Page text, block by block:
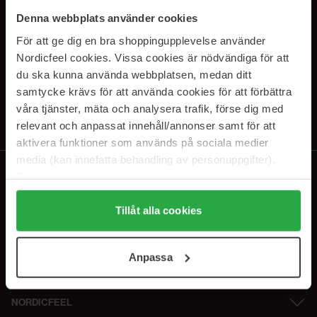
Denna webbplats använder cookies
För att ge dig en bra shoppingupplevelse använder
Nordicfeel cookies. Vissa cookies är nödvändiga för att
du ska kunna använda webbplatsen, medan ditt
samtycke krävs för att använda cookies för att förbättra
våra tjänster, mäta och analysera trafik, förse dig med
relevant och anpassat innehåll/annonser samt för att
aktivera funktioner som används på sociala medier
media (kan innefatta behandling av personuppgifter).
Genom att trycka på "Tillåt alla cookies" accepterar du
alla cookies, medan du under "Detaljer" kan anpassa
användningen av cookies. Du kan när som helst återkalla
samt vår Integritetspolicy.
Tillåt alla cookies
Anpassa
SUBSCRIBE TO OUR
NEWSLETTER
E-postadresse
Ved å abonnere godtar du vårpersonvernerklæring. Du kan melde deg
NORDICFEEL